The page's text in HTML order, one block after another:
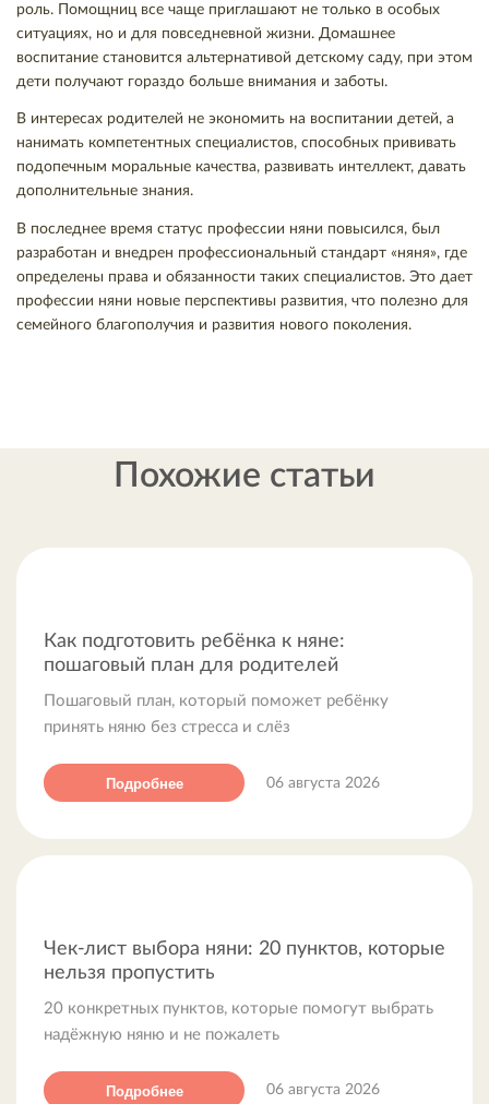
роль. Помощниц все чаще приглашают не только в особых
ситуациях, но и для повседневной жизни. Домашнее
воспитание становится альтернативой детскому саду, при этом
дети получают гораздо больше внимания и заботы.
В интересах родителей не экономить на воспитании детей, а
нанимать компетентных специалистов, способных прививать
подопечным моральные качества, развивать интеллект, давать
дополнительные знания.
В последнее время статус профессии няни повысился, был
разработан и внедрен профессиональный стандарт «няня», где
определены права и обязанности таких специалистов. Это дает
профессии няни новые перспективы развития, что полезно для
семейного благополучия и развития нового поколения.
Похожие статьи
Как подготовить ребёнка к няне:
пошаговый план для родителей
Пошаговый план, который поможет ребёнку
принять няню без стресса и слёз
Подробнее 06 августа 2026
Чек-лист выбора няни: 20 пунктов, которые
нельзя пропустить
20 конкретных пунктов, которые помогут выбрать
надёжную няню и не пожалеть
Подробнее 06 августа 2026